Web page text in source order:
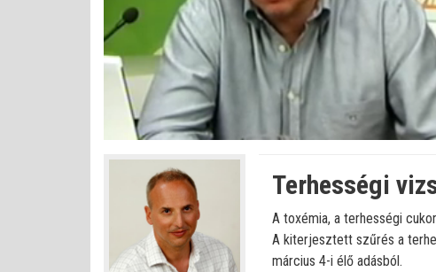
Némítás
kikapcsolva
0%
Állapot
0%
Terhességi
A toxémia, a terhességi
A kiterjesztett szűrés a
március 4-i élő adásból.